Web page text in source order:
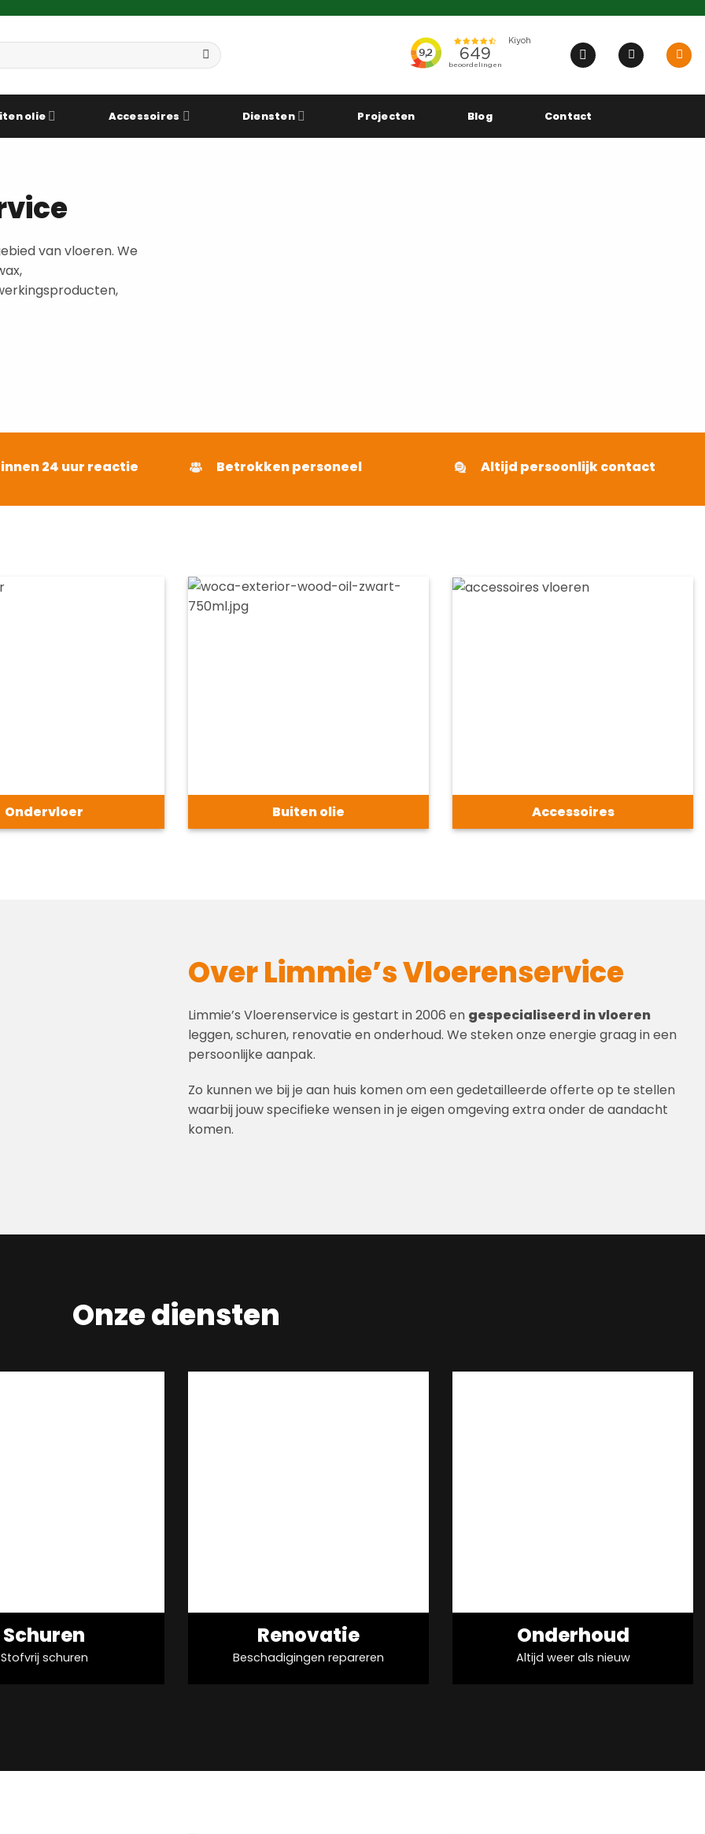
olie Accessoires Diensten Projecten Blog Contact
van vloeren. We
24 uur reactie Betrokken personeel Altijd persoonlijk contact
Ondervloer Buiten olie Accessoires
Over Limmie’s Vloerenservice
Limmie’s Vloerenservice is gestart in 2006 en gespecialiseerd in vloeren
leggen, schuren, renovatie en onderhoud. We steken onze energie graag in een
persoonlijke aanpak.
Zo kunnen we bij je aan huis komen om een gedetailleerde offerte op te stellen
waarbij jouw specifieke wensen in je eigen omgeving extra onder de aandacht
komen.
Onze diensten
Schuren
Stofvrij schuren
Renovatie
Beschadigingen repareren
Onderhoud
Altijd weer als nieuw